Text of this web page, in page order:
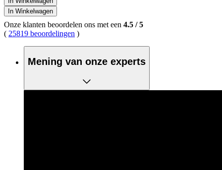
In Winkelwagen
Onze klanten beoordelen ons met een 4.5 /5
( 25819 beoordelingen )
Mening van onze experts